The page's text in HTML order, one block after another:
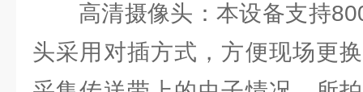
高清摄像头：本设备支持
头采用对插方式，方便现场更